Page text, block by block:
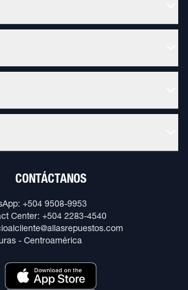
CONTÁCTANOS
+504 9508-9953
Center: +504 2283-4540
- Centroamérica